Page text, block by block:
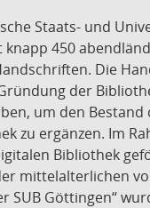
Staats- und
450
Die
der
um den Bestand
zu ergänzen. Im
Bibliothek
mittelalterlichen
SUB Göttingen“